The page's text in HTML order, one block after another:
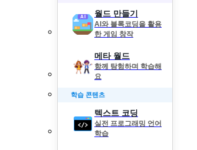
월드 만들기
AI와 블록코딩을 활용
한 게임 창작
메타 월드
함께 탐험하며 학습해
요
학습 콘텐츠
텍스트 코딩
실전 프로그래밍 언어
학습